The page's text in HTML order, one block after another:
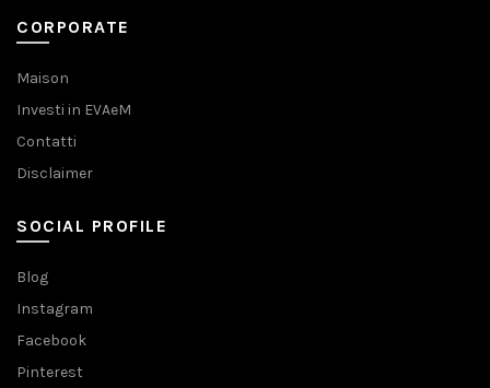
CORPORATE
Maison
Investi in EVAeM
Contatti
Disclaimer
SOCIAL PROFILE
Blog
Instagram
Facebook
Pinterest